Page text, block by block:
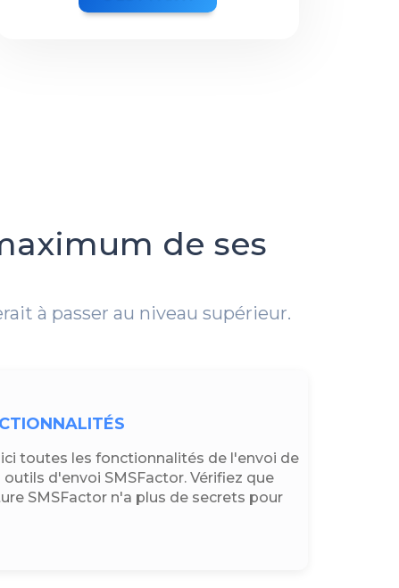
de ses
à passer au niveau supérieur.
toutes les fonctionnalités de l'envoi de
outils d'envoi SMSFactor. Vérifiez que
SMSFactor n'a plus de secrets pour